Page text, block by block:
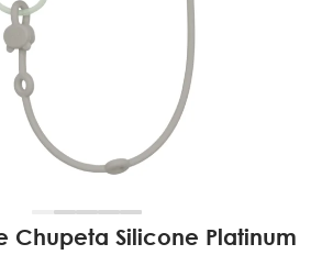
Chupeta Silicone Platinum